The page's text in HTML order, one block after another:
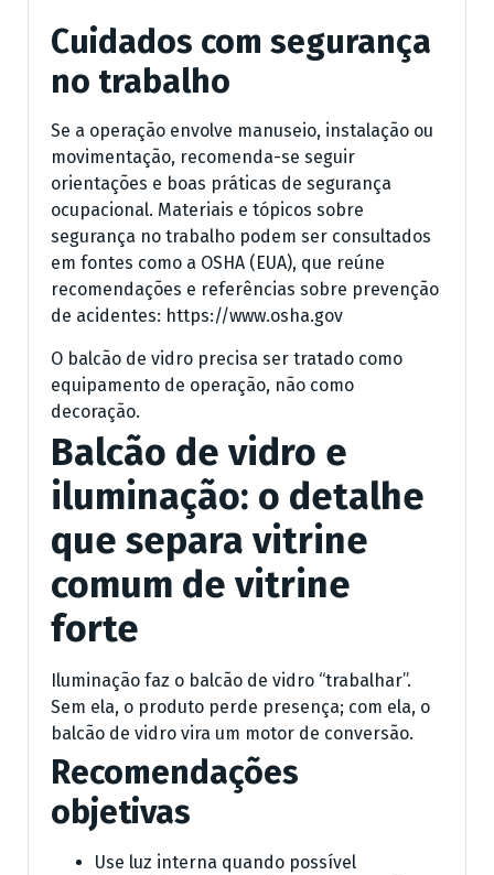
Cuidados com segurança
no trabalho
Se a operação envolve manuseio, instalação ou
movimentação, recomenda-se seguir
orientações e boas práticas de segurança
ocupacional. Materiais e tópicos sobre
segurança no trabalho podem ser consultados
em fontes como a OSHA (EUA), que reúne
recomendações e referências sobre prevenção
de acidentes: https://www.osha.gov
O balcão de vidro precisa ser tratado como
equipamento de operação, não como
decoração.
Balcão de vidro e
iluminação: o detalhe
que separa vitrine
comum de vitrine
forte
Iluminação faz o balcão de vidro “trabalhar”.
Sem ela, o produto perde presença; com ela, o
balcão de vidro vira um motor de conversão.
Recomendações
objetivas
Use luz interna quando possível